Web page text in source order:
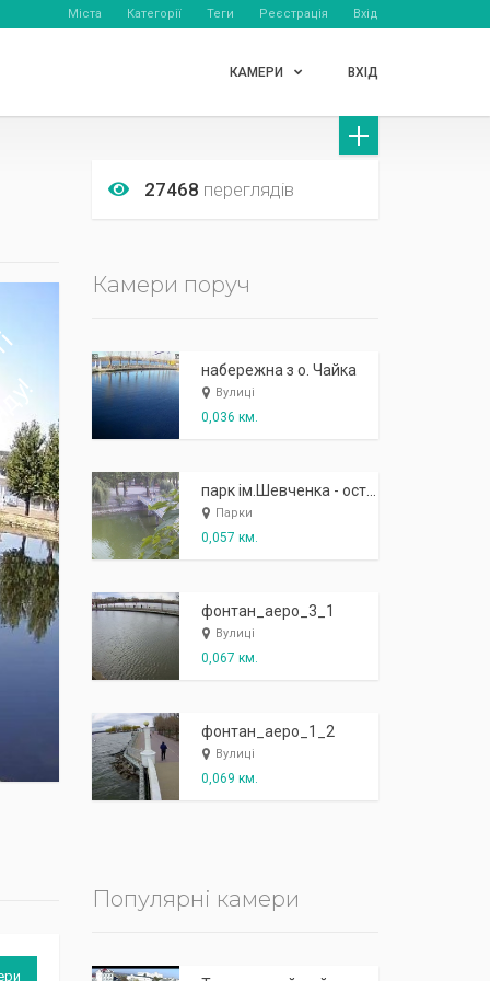
Міста Категорії Теги Реєстрація Вхід
КАМЕРИ ВХІД
27468 переглядів
Камери поруч
набережна з о. Чайка
Вулиці
0,036 км.
парк ім.Шевченка - острів "Чайка"
Парки
0,057 км.
фонтан_аеро_3_1
Вулиці
0,067 км.
фонтан_аеро_1_2
Вулиці
0,069 км.
Популярні камери